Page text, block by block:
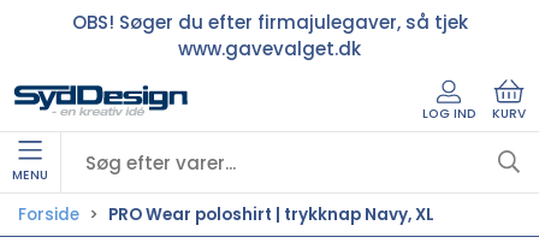
OBS! Søger du efter firmajulegaver, så tjek
www.gavevalget.dk
LOG IND KURV
MENU
Forside PRO Wear poloshirt | trykknap Navy, XL